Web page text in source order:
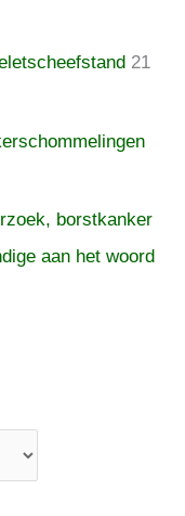
21
borstkanker
aan het woord